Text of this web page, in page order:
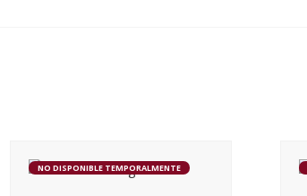
NO DISPONIBLE TEMPORALMENTE